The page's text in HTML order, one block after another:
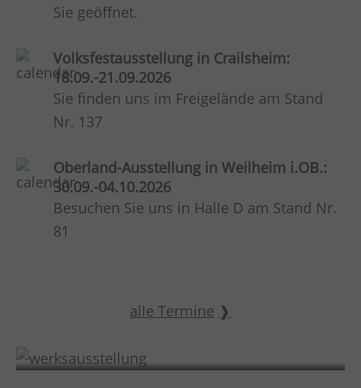
Sie geöffnet.
Volksfestausstellung in Crailsheim:
18.09.-21.09.2026
Sie finden uns im Freigelände am Stand
Nr. 137
Oberland-Ausstellung in Weilheim i.OB.:
30.09.-04.10.2026
Besuchen Sie uns in Halle D am Stand Nr.
81
alle Termine